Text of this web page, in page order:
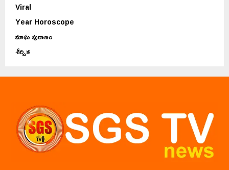
Viral
Year Horoscope
మాఘ పురాణం
శీర్షిక